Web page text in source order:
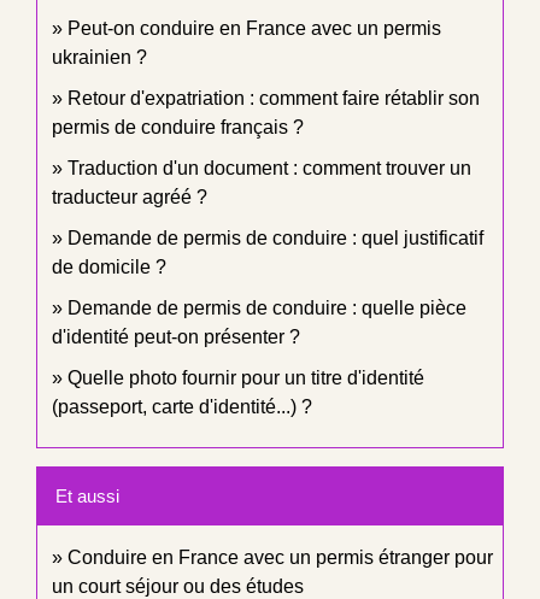
Peut-on conduire en France avec un permis
ukrainien ?
Retour d'expatriation : comment faire rétablir son
permis de conduire français ?
Traduction d'un document : comment trouver un
traducteur agréé ?
Demande de permis de conduire : quel justificatif
de domicile ?
Demande de permis de conduire : quelle pièce
d'identité peut-on présenter ?
Quelle photo fournir pour un titre d'identité
(passeport, carte d'identité...) ?
Et aussi
Conduire en France avec un permis étranger pour
un court séjour ou des études